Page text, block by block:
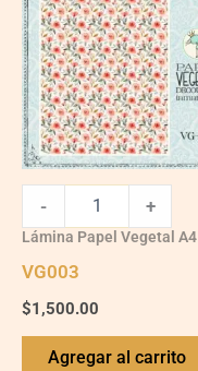
- +
Lámina Papel Vegetal A4
VG003
$1,500.00
Agregar al carrito